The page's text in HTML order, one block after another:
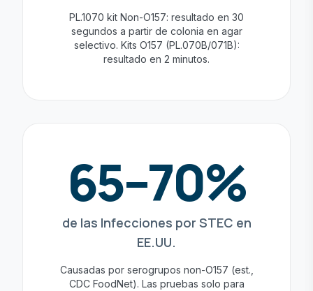
PL.1070 kit Non-O157: resultado en 30
segundos a partir de colonia en agar
selectivo. Kits O157 (PL.070B/071B):
resultado en 2 minutos.
65–70%
de las Infecciones por STEC en
EE.UU.
Causadas por serogrupos non-O157 (est.,
CDC FoodNet). Las pruebas solo para